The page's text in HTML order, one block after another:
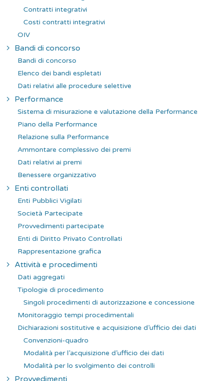
Contratti integrativi
Costi contratti integrativi
OIV
Bandi di concorso
Bandi di concorso
Elenco dei bandi espletati
Dati relativi alle procedure selettive
Performance
Sistema di misurazione e valutazione della Performance
Piano della Performance
Relazione sulla Performance
Ammontare complessivo dei premi
Dati relativi ai premi
Benessere organizzativo
Enti controllati
Enti Pubblici Vigilati
Società Partecipate
Provvedimenti partecipate
Enti di Diritto Privato Controllati
Rappresentazione grafica
Attività e procedimenti
Dati aggregati
Tipologie di procedimento
Singoli procedimenti di autorizzazione e concessione
Monitoraggio tempi procedimentali
Dichiarazioni sostitutive e acquisizione d’ufficio dei dati
Convenzioni-quadro
Modalità per l’acquisizione d’ufficio dei dati
Modalità per lo svolgimento dei controlli
Provvedimenti